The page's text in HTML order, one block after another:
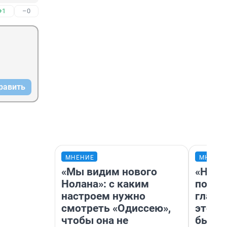
–0
МНЕНИЕ
«Мы видим нового
Нолана»: с каким
настроем нужно
смотреть «Одиссею»,
чтобы она не
этого
бьет